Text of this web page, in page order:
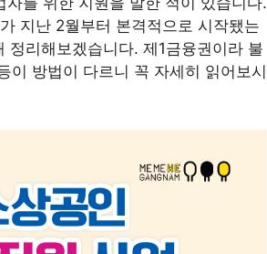
지난 2월부터 본격적으로 시작됐는
리해보겠습니다. 제1금융권이라 불
이 방법이 다르니 꼭 자세히 읽어보시